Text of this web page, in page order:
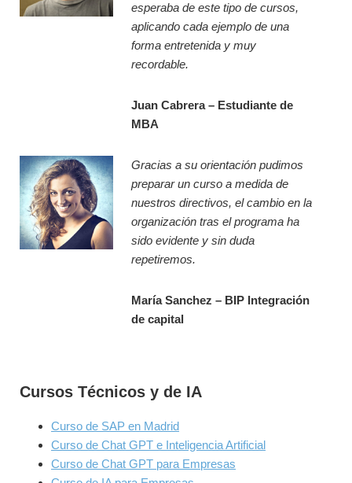
i
c
o
m
u
y
r
o
c
I
d
e
r
e
esperaba de este tipo de cursos,
aplicando cada ejemplo de una
forma entretenida y muy
recordable.
Juan Cabrera – Estudiante de
MBA
Gracias a su orientación pudimos
preparar un curso a medida de
nuestros directivos, el cambio en la
organización tras el programa ha
sido evidente y sin duda
repetiremos.
María Sanchez – BIP Integración
de capital
Cursos Técnicos y de IA
Curso de SAP en Madrid
Curso de Chat GPT e Inteligencia Artificial
Curso de Chat GPT para Empresas